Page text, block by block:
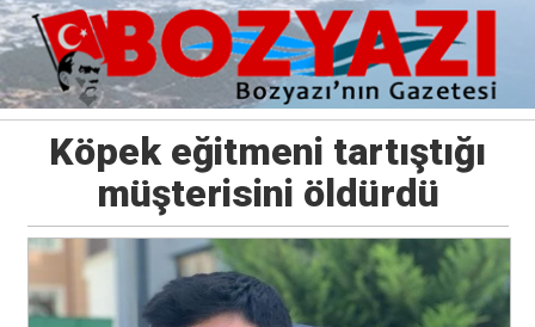
Köpek eğitmeni tartıştığı
müşterisini öldürdü